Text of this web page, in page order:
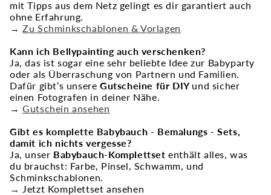
mit Tipps aus dem Netz gelingt es dir garantiert auch
ohne Erfahrung.
→Zu Schminkschablonen & Vorlagen
Kann ich Bellypainting auch verschenken?
Ja, das ist sogar eine sehr beliebte Idee zur Babyparty
oder als Überraschung von Partnern und Familien.
Dafür gibt’s unsere Gutscheine für DIY und sicher
einen Fotografen in deiner Nähe.
→Gutschein ansehen
Gibt es komplette Babybauch - Bemalungs - Sets,
damit ich nichts vergesse?
Ja, unser Babybauch-Komplettset enthält alles, was
du brauchst: Farbe, Pinsel, Schwamm, und
Schminkschablonen.
→ Jetzt Komplettset ansehen